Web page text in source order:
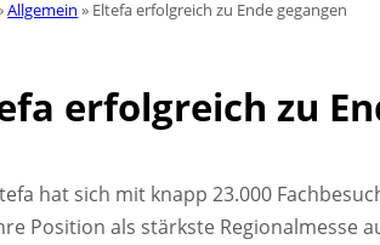
Allgemein » Eltefa erfolgreich zu Ende gegangen
erfolgreich zu
hat sich mit knapp 23.000
Position als stärkste Regionalmesse